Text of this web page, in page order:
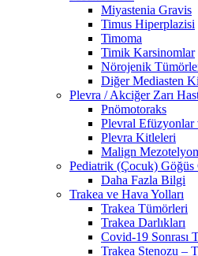
Miyastenia Gravis
Timus Hiperplazisi
Timoma
Timik Karsinomlar
Nörojenik
Diğer Mediasten
Plevra / Akciğer Zarı
Pnömotoraks
Plevral Efüzyonlar
Plevra Kitleleri
Malign
Pediatrik (Çocuk)
Daha Fazla Bilgi
Trakea ve Hava Yolları
Trakea Tümörleri
Trakea Darlıkları
Covid-19 Sonrası
Trakea Stenozu –